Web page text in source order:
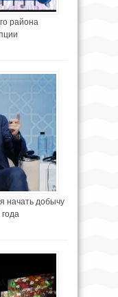
района
начать добычу